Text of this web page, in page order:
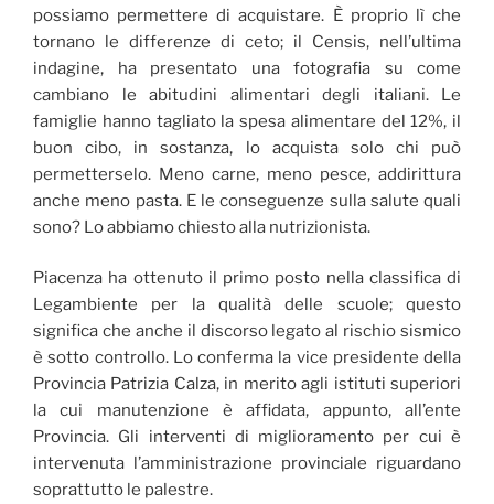
possiamo permettere di acquistare. È proprio lì che
tornano le differenze di ceto; il Censis, nell’ultima
indagine, ha presentato una fotografia su come
cambiano le abitudini alimentari degli italiani. Le
famiglie hanno tagliato la spesa alimentare del 12%, il
buon cibo, in sostanza, lo acquista solo chi può
permetterselo. Meno carne, meno pesce, addirittura
anche meno pasta. E le conseguenze sulla salute quali
sono? Lo abbiamo chiesto alla nutrizionista.
Piacenza ha ottenuto il primo posto nella classifica di
Legambiente per la qualità delle scuole; questo
significa che anche il discorso legato al rischio sismico
è sotto controllo. Lo conferma la vice presidente della
Provincia Patrizia Calza, in merito agli istituti superiori
la cui manutenzione è affidata, appunto, all’ente
Provincia. Gli interventi di miglioramento per cui è
intervenuta l’amministrazione provinciale riguardano
soprattutto le palestre.